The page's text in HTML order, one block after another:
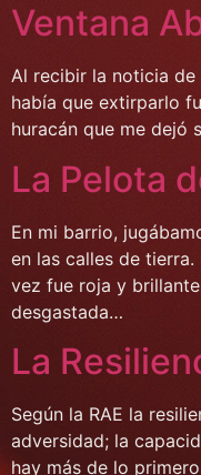
Ventana
Al recibir la noticia
había que extirparlo
huracán que me dejó
La Pelota
En mi barrio,
en las calles de
vez fue roja y
desgastada…
La
Según la RAE la
adversidad; la
hay más de lo